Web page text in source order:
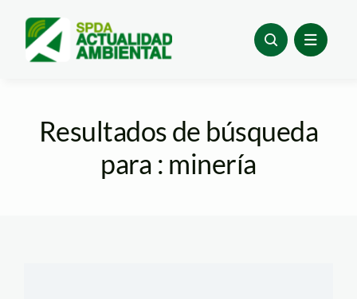
content
Resultados de búsqueda
para : minería